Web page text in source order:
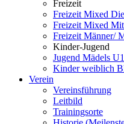
Freizeit
Freizeit Mixed
Freizeit Mixed
Freizeit Männer/
Kinder-Jugend
Jugend Mädels
Kinder weiblich
Verein
Vereinsführung
Leitbild
Trainingsorte